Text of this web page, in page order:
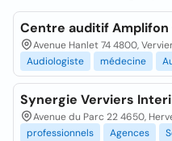
Centre auditif Amplifon
Avenue Hanlet 74 4800,
Audiologiste
médecine
Synergie Verviers
Avenue du Parc 22 4650,
professionnels
Agences